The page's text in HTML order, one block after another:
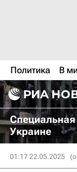
Политика В
Украине
01:17 22.05.2025